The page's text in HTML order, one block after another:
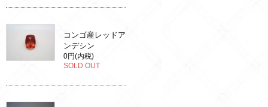
コンゴ産レッドア
ンデシン
0円(内税)
SOLD OUT